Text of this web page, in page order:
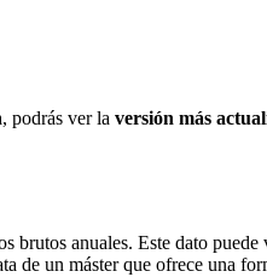
podrás ver la versión más
brutos anuales. Este dato puede
de un máster que ofrece una